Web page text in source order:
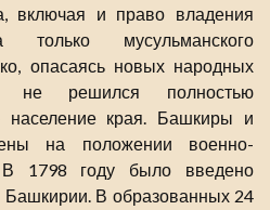
включая и право владения
только мусульманского
опасаясь новых народных
не решился полностью
население края. Башкиры и
на положении военно-
В 1798 году было введено
Башкирии. В образованных 24